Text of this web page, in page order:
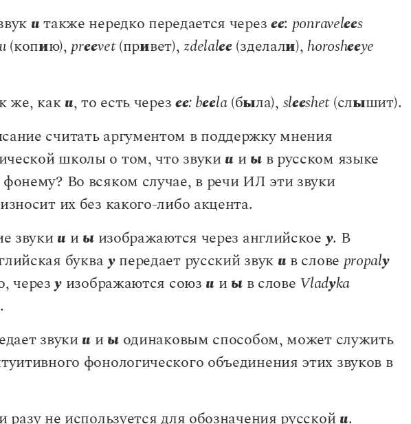
итакже нередко передается через ее: ponravelees
(копию), preevet(привет),zdelalee(зделали),horosheeye
же, как и, то есть через ее: beela(была), sleeshet(слышит).
считать аргументом в поддержку мнения
школы о том, что звуки и иыв русском языке
фонему? Во всяком случае, в речи ИЛ эти звуки
их без какого-либо акцента.
звуки и иыизображаются через английское y. В
буква yпередает русский звук ив слове propaly
черезy изображаются союз и иыв слове Vladyka
звуки и иыодинаковым способом, может служить
фонологического объединения этих звуков в
разу не используется для обозначения русской и.